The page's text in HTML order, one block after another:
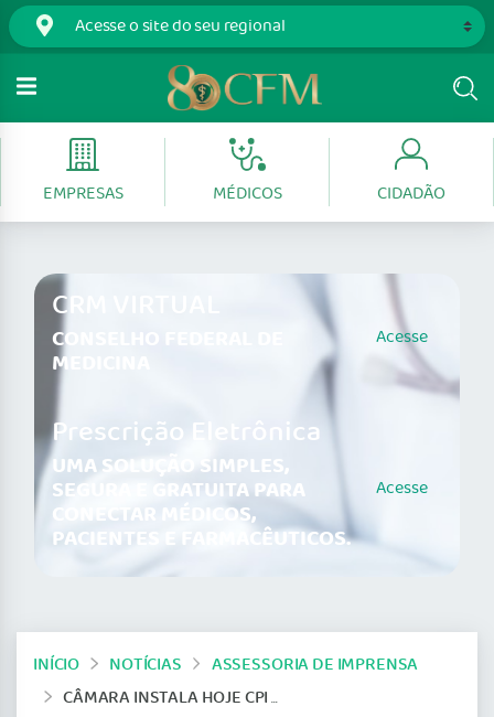
EMPRESAS MÉDICOS CIDADÃO
CRM VIRTUAL
CONSELHO FEDERAL DE
MEDICINA
Acesse
Prescrição Eletrônica
UMA SOLUÇÃO SIMPLES,
SEGURA E GRATUITA PARA
CONECTAR MÉDICOS,
PACIENTES E FARMACÊUTICOS.
Acesse
INÍCIO NOTÍCIAS
ASSESSORIA DE IMPRENSA
CÂMARA INSTALA HOJE CPI DOS PLANOS DE SAÚDE